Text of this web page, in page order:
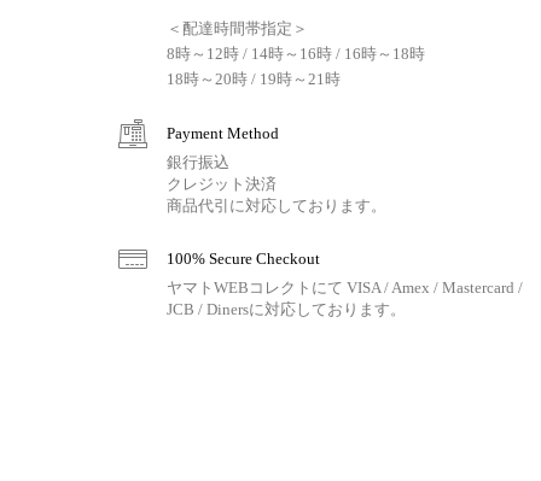
＜配達時間帯指定＞
8時～12時 / 14時～16時 / 16時～18時
18時～20時 / 19時～21時
Payment Method
銀行振込
クレジット決済
商品代引に対応しております。
100% Secure Checkout
ヤマトWEBコレクトにて VISA / Amex / Mastercard /
JCB / Dinersに対応しております。